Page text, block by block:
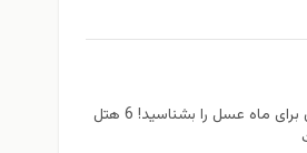
بهترین هتل تهران برای ماه عسل را بشناسید! 6 هتل